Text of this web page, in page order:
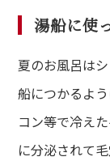
湯船に使
夏のお風呂は
船につかるよ
コン等で冷え
に分泌されて